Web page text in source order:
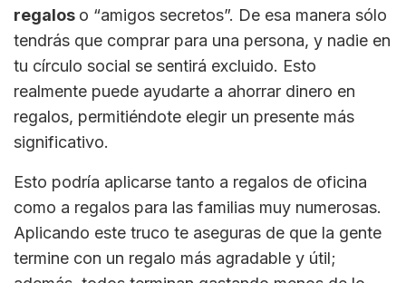
regalos o “amigos secretos”. De esa manera sólo
tendrás que comprar para una persona, y nadie en
tu círculo social se sentirá excluido. Esto
realmente puede ayudarte a ahorrar dinero en
regalos, permitiéndote elegir un presente más
significativo.
Esto podría aplicarse tanto a regalos de oficina
como a regalos para las familias muy numerosas.
Aplicando este truco te aseguras de que la gente
termine con un regalo más agradable y útil;